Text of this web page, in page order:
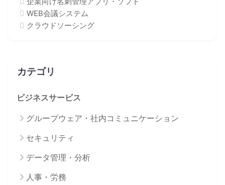
WEB会議システム
クラウドソーシング
カテゴリ
ビジネスサービス
グループウェア・社内コミュニケーション
セキュリティ
データ管理・分析
人事・労務